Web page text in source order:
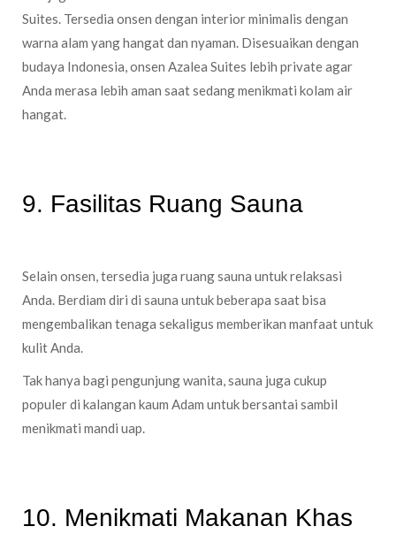
Suites. Tersedia onsen dengan interior minimalis dengan
warna alam yang hangat dan nyaman. Disesuaikan dengan
budaya Indonesia, onsen Azalea Suites lebih private agar
Anda merasa lebih aman saat sedang menikmati kolam air
hangat.
9. Fasilitas Ruang Sauna
Selain onsen, tersedia juga ruang sauna untuk relaksasi
Anda. Berdiam diri di sauna untuk beberapa saat bisa
mengembalikan tenaga sekaligus memberikan manfaat untuk
kulit Anda.
Tak hanya bagi pengunjung wanita, sauna juga cukup
populer di kalangan kaum Adam untuk bersantai sambil
menikmati mandi uap.
10. Menikmati Makanan Khas